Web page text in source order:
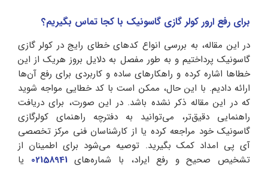
برای رفع ارور کولر گازی گاسونیک با کجا تماس بگیریم؟
در این مقاله، به بررسی انواع کدهای خطای رایج در کولر گازی
گاسونیک پرداختیم و به طور مفصل به دلایل بروز هریک از این
خطاها اشاره کرده و راهکارهای ساده و کاربردی برای رفع آن‌ها
ارائه دادیم. با این حال، ممکن است با کد خطایی مواجه شوید
که در این مقاله ذکر نشده باشد. در این صورت، برای دریافت
راهنمایی دقیق‌تر، می‌توانید به دفترچه راهنمای کولرگازی
گاسونیک خود مراجعه کرده یا از کارشناسان فنی مرکز تخصصی
آی پی امداد کمک بگیرید. توصیه می‌شود برای اطمینان از
تشخیص صحیح و رفع ایراد، با شماره‌های 02158941 یا